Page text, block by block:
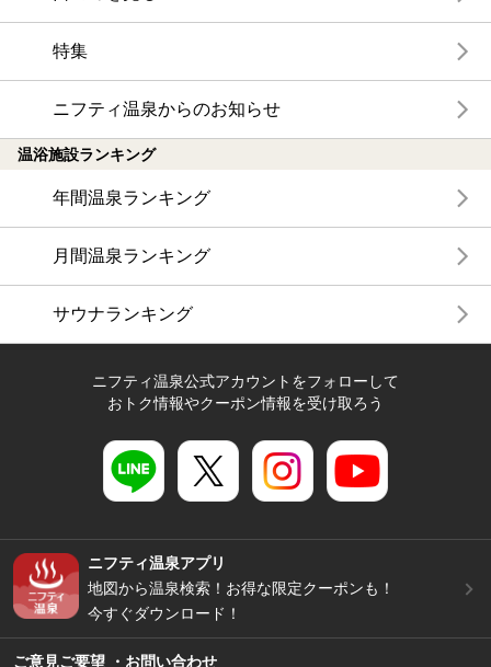
特集
ニフティ温泉からのお知らせ
温浴施設ランキング
年間温泉ランキング
月間温泉ランキング
サウナランキング
ニフティ温泉公式アカウントをフォローして
おトク情報やクーポン情報を受け取ろう
ニフティ温泉アプリ
地図から温泉検索！お得な限定クーポンも！
今すぐダウンロード！
ご意見ご要望 ・お問い合わせ